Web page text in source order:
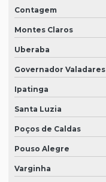
Contagem
Montes Claros
Uberaba
Governador Valadares
Ipatinga
Santa Luzia
Poços de Caldas
Pouso Alegre
Varginha